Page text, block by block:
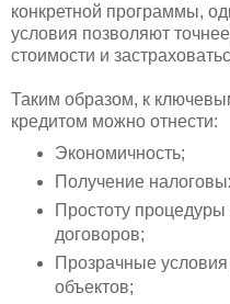
конкретной программы,
условия позволяют
стоимости и
Таким образом, к
кредитом можно отнести:
Экономичность;
Получение
Простоту
договоров;
Прозрачные
объектов;